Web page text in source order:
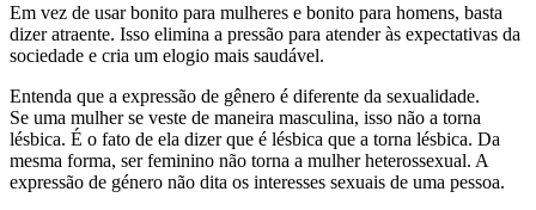
Em vez de usar bonito para mulheres e bonito para homens, basta
dizer atraente. Isso elimina a pressão para atender às expectativas da
sociedade e cria um elogio mais saudável.
Entenda que a expressão de gênero é diferente da sexualidade.
Se uma mulher se veste de maneira masculina, isso não a torna
lésbica. É o fato de ela dizer que é lésbica que a torna lésbica. Da
mesma forma, ser feminino não torna a mulher heterossexual. A
expressão de género não dita os interesses sexuais de uma pessoa.